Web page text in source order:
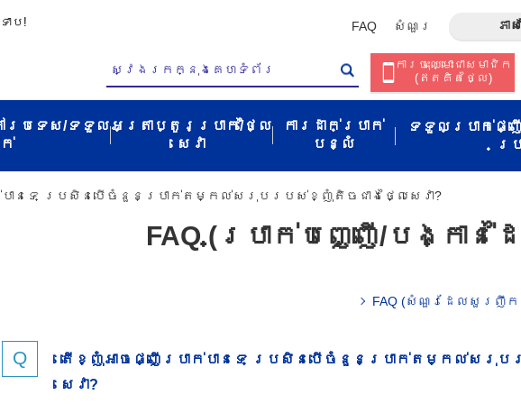
ាប! FAQ សំណួរ​ ភា
ការចុះឈ្មោះជាសមាជិក​​
(ឥត​គិត​ថ្លៃ​)
ៅប្រទេស/ទទួល​
ក់​
អត្រាប្តូរប្រាក់/ថ្លៃ
សេវា​
ការដាក់ប្រាក់
បន្លំ
ទទួលប្រាក់ផ្ញ
ប្
បាន​ទេ​ ប្រសិនបើ​ចំនួន​ប្រាក់​តម្កល់​សរុប​របស់​ខ្ញុំ​តិច​ជាង​ថ្លៃ​សេវា​?
FAQ (ប្រាក់បញ្ញើ/បង្កាន់ដ
FAQ (សំណួរ​ដែល​សួរ​ញឹក​
តើ​ខ្ញុំ​អាច​ផ្ញើ​ប្រាក់​បាន​ទេ​ ប្រសិនបើ​ចំនួន​ប្រាក់​តម្កល់​សរុ
សេវា​?